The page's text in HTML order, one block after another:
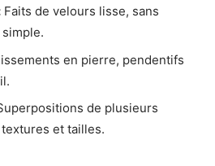
Faits de velours lisse, sans
en pierre, pendentifs
de plusieurs
et tailles.